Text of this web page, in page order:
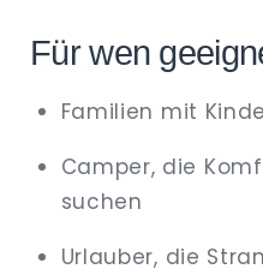
Für wen
Familien mit
Camper, die
suchen
Urlauber, die